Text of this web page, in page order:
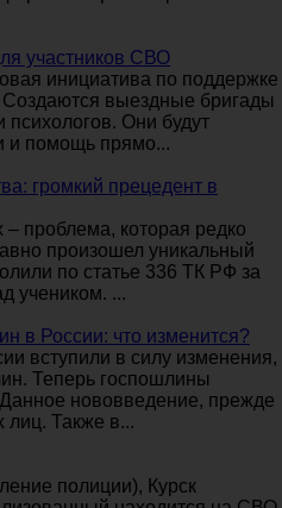
участников СВО
инициатива по поддержке
выездные бригады
психологов. Они будут
и помощь прямо...
громкий прецедент в
проблема, которая редко
произошел уникальный
по статье 336 ТК РФ за
учеником. ...
в России: что изменится?
вступили в силу изменения,
Теперь госпошлины
нововведение, прежде
лиц. Также в...
полиции), Курск